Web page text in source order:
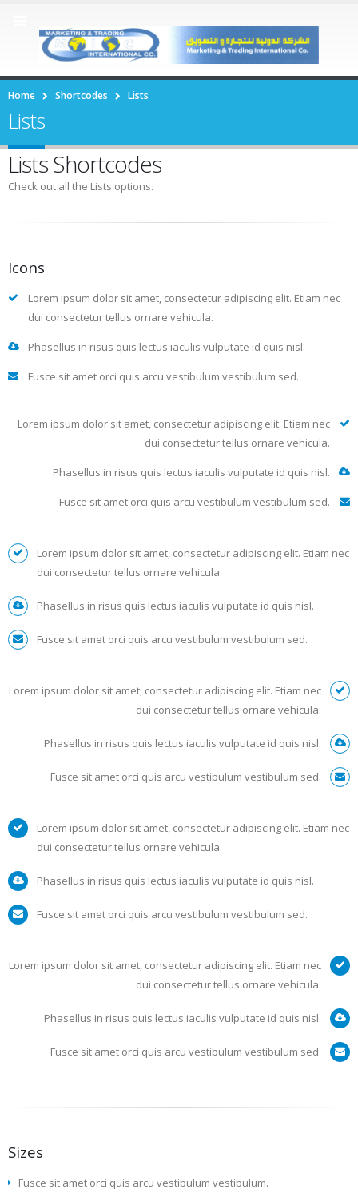
Home Shortcodes Lists
Lists
Lists Shortcodes
Check out all the Lists options.
Icons
Lorem ipsum dolor sit amet, consectetur adipiscing elit. Etiam nec
dui consectetur tellus ornare vehicula.
Phasellus in risus quis lectus iaculis vulputate id quis nisl.
Fusce sit amet orci quis arcu vestibulum vestibulum sed.
Lorem ipsum dolor sit amet, consectetur adipiscing elit. Etiam nec
dui consectetur tellus ornare vehicula.
Phasellus in risus quis lectus iaculis vulputate id quis nisl.
Fusce sit amet orci quis arcu vestibulum vestibulum sed.
Lorem ipsum dolor sit amet, consectetur adipiscing elit. Etiam nec
dui consectetur tellus ornare vehicula.
Phasellus in risus quis lectus iaculis vulputate id quis nisl.
Fusce sit amet orci quis arcu vestibulum vestibulum sed.
Lorem ipsum dolor sit amet, consectetur adipiscing elit. Etiam nec
dui consectetur tellus ornare vehicula.
Phasellus in risus quis lectus iaculis vulputate id quis nisl.
Fusce sit amet orci quis arcu vestibulum vestibulum sed.
Lorem ipsum dolor sit amet, consectetur adipiscing elit. Etiam nec
dui consectetur tellus ornare vehicula.
Phasellus in risus quis lectus iaculis vulputate id quis nisl.
Fusce sit amet orci quis arcu vestibulum vestibulum sed.
Lorem ipsum dolor sit amet, consectetur adipiscing elit. Etiam nec
dui consectetur tellus ornare vehicula.
Phasellus in risus quis lectus iaculis vulputate id quis nisl.
Fusce sit amet orci quis arcu vestibulum vestibulum sed.
Sizes
Fusce sit amet orci quis arcu vestibulum vestibulum.